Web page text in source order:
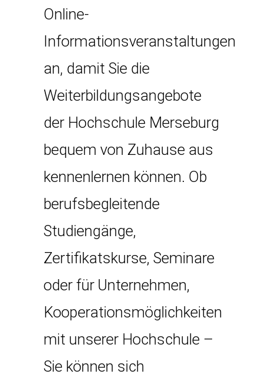
Online-
Informationsveranstaltungen
an, damit Sie die
Weiterbildungsangebote
der Hochschule Merseburg
bequem von Zuhause aus
kennenlernen können. Ob
berufsbegleitende
Studiengänge,
Zertifikatskurse, Seminare
oder für Unternehmen,
Kooperationsmöglichkeiten
mit unserer Hochschule –
Sie können sich